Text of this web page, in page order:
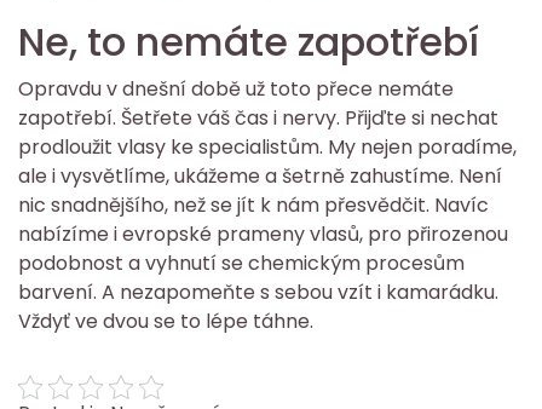
Ne, to nemáte zapotřebí
Opravdu v dnešní době už toto přece nemáte
zapotřebí. Šetřete váš čas i nervy. Přijďte si nechat
prodloužit vlasy ke specialistům. My nejen poradíme,
ale i vysvětlíme, ukážeme a šetrně zahustíme. Není
nic snadnějšího, než se jít k nám přesvědčit. Navíc
nabízíme i evropské prameny vlasů, pro přirozenou
podobnost a vyhnutí se chemickým procesům
barvení. A nezapomeňte s sebou vzít i kamarádku.
Vždyť ve dvou se to lépe táhne.